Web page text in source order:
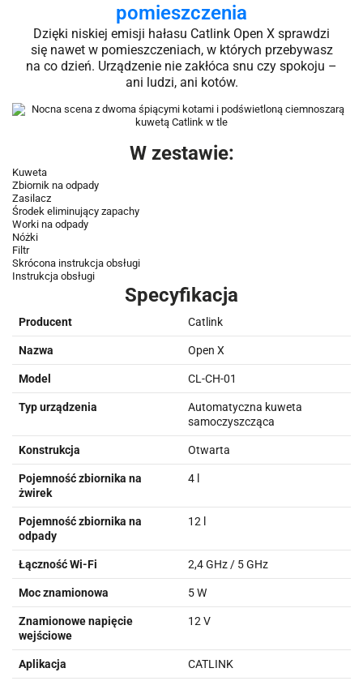
pomieszczenia
Dzięki niskiej emisji hałasu Catlink Open X sprawdzi
się nawet w pomieszczeniach, w których przebywasz
na co dzień. Urządzenie nie zakłóca snu czy spokoju –
ani ludzi, ani kotów.
W zestawie:
Kuweta
Zbiornik na odpady
Zasilacz
Środek eliminujący zapachy
Worki na odpady
Nóżki
Filtr
Skrócona instrukcja obsługi
Instrukcja obsługi
Specyfikacja
Producent Catlink
Nazwa Open X
Model CL-CH-01
Typ urządzenia
Automatyczna kuweta
samoczyszcząca
Konstrukcja Otwarta
Pojemność zbiornika na
żwirek
4 l
Pojemność zbiornika na
odpady
12 l
Łączność Wi-Fi 2,4 GHz / 5 GHz
Moc znamionowa 5 W
Znamionowe napięcie
wejściowe
12 V
Aplikacja CATLINK